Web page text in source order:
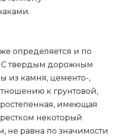
определяется и по
твердым дорожным
из камня, цементо-,
к грунтовой,
имеющая
некоторый
не равна по значимости